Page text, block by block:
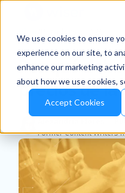
We use cookies to ensure
experience on our site, to
enhance our marketing
about how we use cookies,
Accept Cookies
Por qué
precios de la
Former Content Writer3